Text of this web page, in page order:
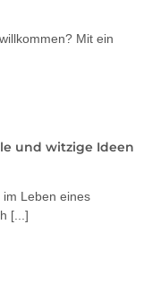
Mit ein
und witzige Ideen
im Leben eines
[...]